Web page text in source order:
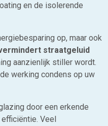
en de isolerende
op, maar ook
straatgeluid
aanzienlijk stiller wordt.
werking condens op uw
door een erkende
Veel